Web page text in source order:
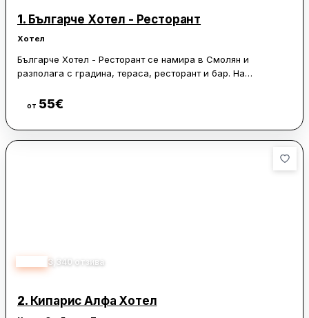
1. Българче Хотел - Ресторант
Хотел
Българче Хотел - Ресторант се намира в Смолян и
разполага с градина, тераса, ресторант и бар. На
хотел.
Най-близкото летище е международно летище Пловдив,
което се намира на 83 км от хотела.
от 55€
3,340 отзива
2. Кипарис Алфа Хотел